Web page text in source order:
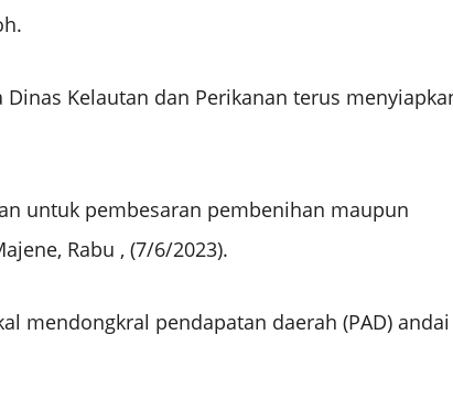
Kelautan dan Perikanan terus
untuk pembesaran pembenihan maupun
Rabu , (7/6/2023).
mendongkral pendapatan daerah (PAD) andai